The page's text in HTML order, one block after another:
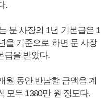
.
문 사장의 1년 기본급은 1
을 기준으로 하면 문 사장
급을 받았다.
월 동안 반납할 금액을 계
모두 1380만 원 정도다.